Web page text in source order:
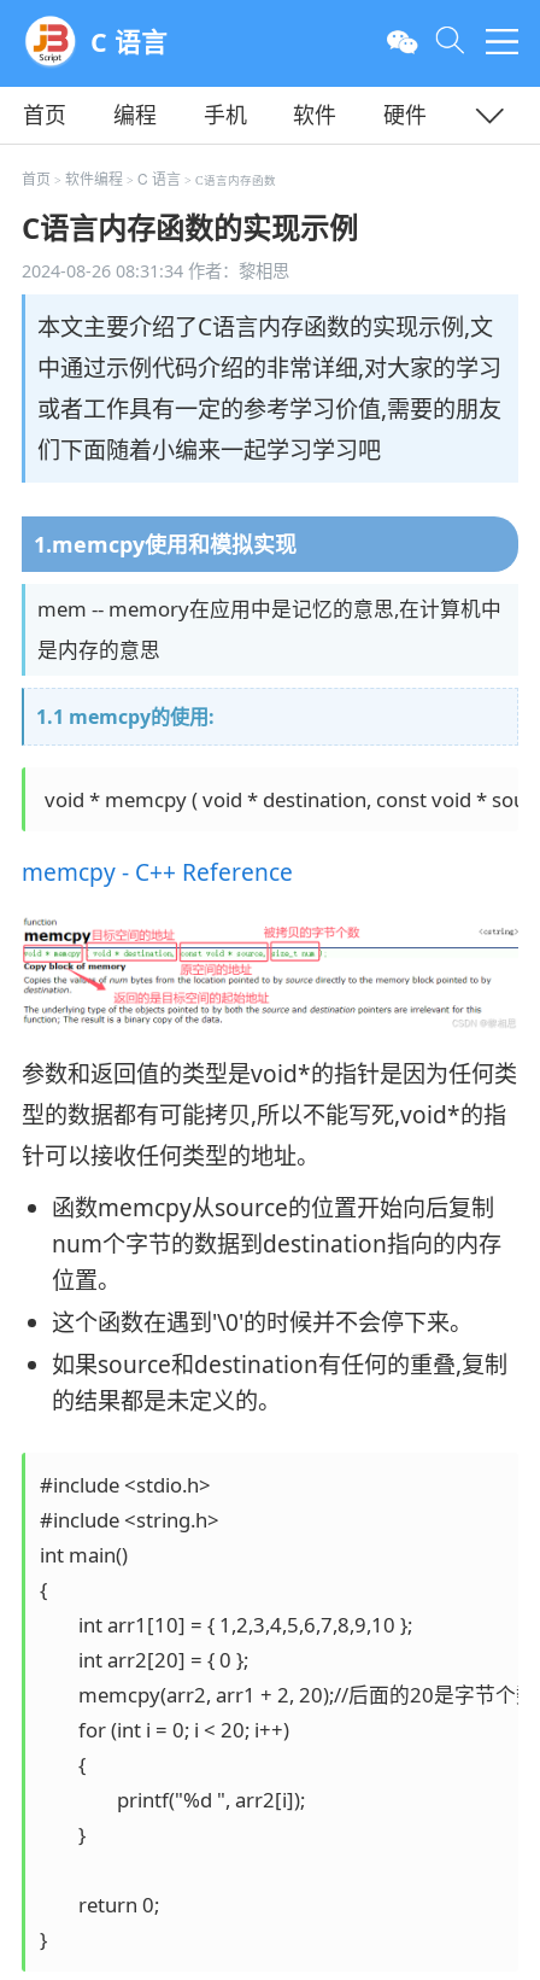
C 语言
首页 编程 手机 软件
硬件
教程
平面 服务器
首页 > 软件编程 > C 语言 > C语言内存函数
C语言内存函数的实现示例
2024-08-26 08:31:34作者：黎相思
本文主要介绍了C语言内存函数的实现示例,文
中通过示例代码介绍的非常详细,对大家的学习
或者工作具有一定的参考学习价值,需要的朋友
们下面随着小编来一起学习学习吧
1.memcpy使用和模拟实现
mem -- memory在应用中是记忆的意思,在计算机中
是内存的意思
1.1 memcpy的使用:
void * memcpy ( void * destination, const void *
memcpy - C++ Reference
参数和返回值的类型是void*的指针是因为任何类
型的数据都有可能拷贝,所以不能写死,void*的指
针可以接收任何类型的地址。
函数memcpy从source的位置开始向后复制
num个字节的数据到destination指向的内存
位置。
这个函数在遇到'\0'的时候并不会停下来。
如果source和destination有任何的重叠,复制
的结果都是未定义的。
#include <stdio.h>
#include <string.h>
int main()
{
}